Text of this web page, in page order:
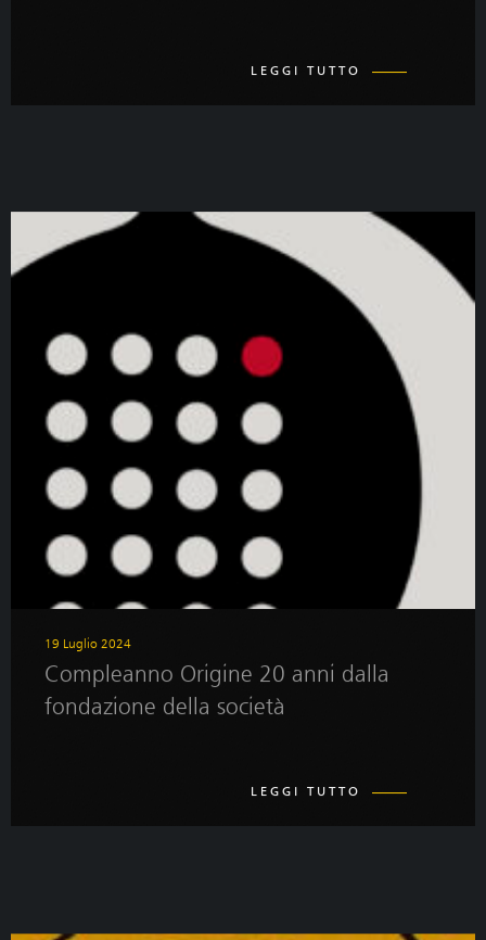
LEGGI TUTTO
19 Luglio 2024
Compleanno Origine 20 anni dalla
fondazione della società
LEGGI TUTTO